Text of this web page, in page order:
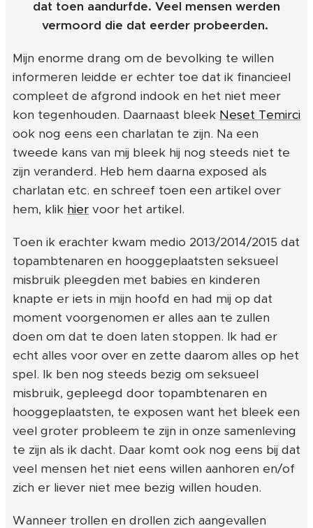
dat toen aandurfde. Veel mensen werden
vermoord die dat eerder probeerden.
Mijn enorme drang om de bevolking te willen
informeren leidde er echter toe dat ik financieel
compleet de afgrond indook en het niet meer
kon tegenhouden. Daarnaast bleek Neset Temirci
ook nog eens een charlatan te zijn. Na een
tweede kans van mij bleek hij nog steeds niet te
zijn veranderd. Heb hem daarna exposed als
charlatan etc. en schreef toen een artikel over
hem, klik hier voor het artikel.
Toen ik erachter kwam medio 2013/2014/2015 dat
topambtenaren en hooggeplaatsten seksueel
misbruik pleegden met babies en kinderen
knapte er iets in mijn hoofd en had mij op dat
moment voorgenomen er alles aan te zullen
doen om dat te doen laten stoppen. Ik had er
echt alles voor over en zette daarom alles op het
spel. Ik ben nog steeds bezig om seksueel
misbruik, gepleegd door topambtenaren en
hooggeplaatsten, te exposen want het bleek een
veel groter probleem te zijn in onze samenleving
te zijn als ik dacht. Daar komt ook nog eens bij dat
veel mensen het niet eens willen aanhoren en/of
zich er liever niet mee bezig willen houden.
Wanneer trollen en drollen zich aangevallen